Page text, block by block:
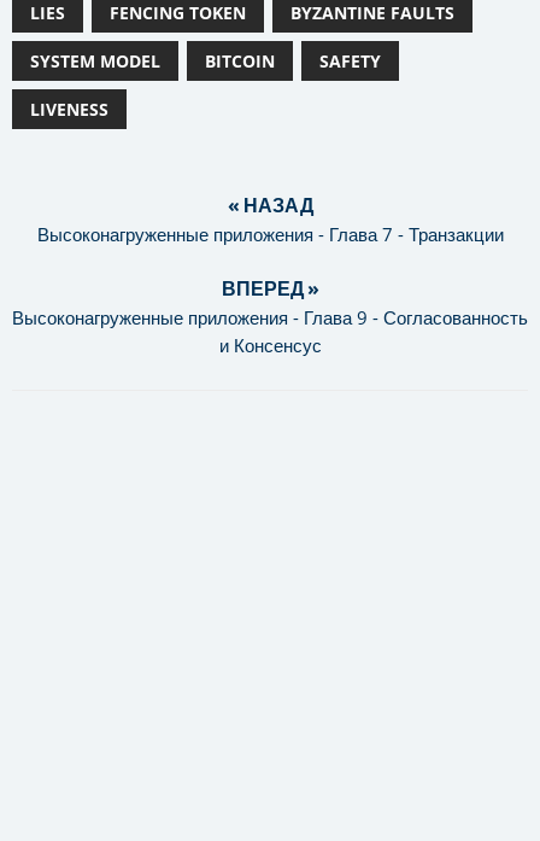
LIES FENCING TOKEN BYZANTINE FAULTS
SYSTEM MODEL BITCOIN SAFETY
LIVENESS
« НАЗАД
Высоконагруженные приложения - Глава 7 - Транзакции
ВПЕРЕД »
Высоконагруженные приложения - Глава 9 - Согласованность
и Консенсус